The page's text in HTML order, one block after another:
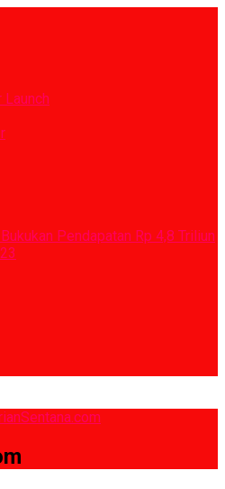
Launch
Pendapatan Rp 4,8 Triliun